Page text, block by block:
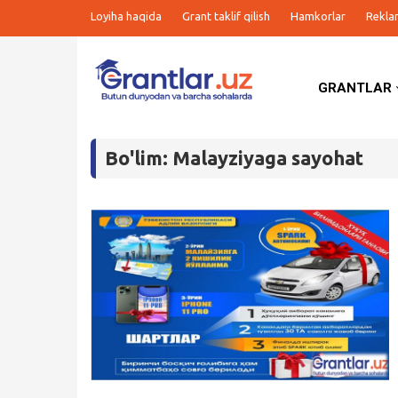
Loyiha haqida Grant taklif qilish Hamkorlar
GRANTLAR
Bo'lim: Malayziyaga sayohat